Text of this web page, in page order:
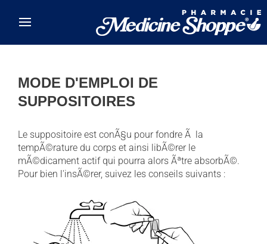
MODE D'EMPLOI DE
SUPPOSITOIRES
Le suppositoire est conÃ§u pour fondre Ã la
tempÃ©rature du corps et ainsi libÃ©rer le
mÃ©dicament actif qui pourra alors Ãªtre absorbÃ©.
Pour bien l'insÃ©rer, suivez les conseils suivants :